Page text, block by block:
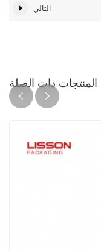
التالي
المنتجات ذات الصلة